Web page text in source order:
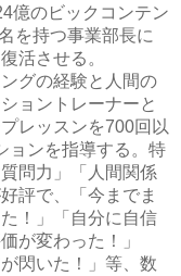
億のビックコンテン
を持つ事業部長に
活させる。
グの経験と人間の
ョントレーナーと
レッスンを700回以
ョンを指導する。特
問力」「人間関係
評で、「今までま
！」「自分に自信
が変わった！」
閃いた！」等、数